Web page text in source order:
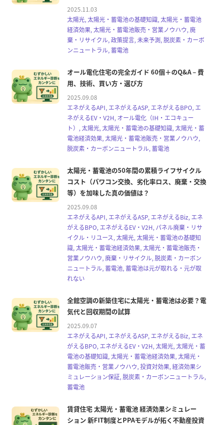
2025.11.03
太陽光, 太陽光・蓄電池の基礎知識, 太陽光・蓄電池
経済効果, 太陽光・蓄電池販売・営業ノウハウ, 廃
棄・リサイクル, 政策提言, 未来予測, 脱炭素・カーボ
ンニュートラル, 蓄電池
オール電化住宅の完全ガイド 60個＋のQ&A – 費
用、技術、買い方・選び方
2025.09.08
エネがえるAPI, エネがえるASP, エネがえるBPO, エ
ネがえるEV・V2H, オール電化（IH・エコキュー
ト）, 太陽光, 太陽光・蓄電池の基礎知識, 太陽光・蓄
電池経済効果, 太陽光・蓄電池販売・営業ノウハウ,
脱炭素・カーボンニュートラル, 蓄電池
太陽光・蓄電池の50年間の累積ライフサイクル
コスト（パワコン交換、劣化率ロス、廃棄・交換
等）を加味した真の価値は？
2025.09.08
エネがえるAPI, エネがえるASP, エネがえるBiz, エネ
がえるBPO, エネがえるEV・V2H, パネル廃棄・リサ
イクル・リユース, 太陽光, 太陽光・蓄電池の基礎知
識, 太陽光・蓄電池経済効果, 太陽光・蓄電池販売・
営業ノウハウ, 廃棄・リサイクル, 脱炭素・カーボン
ニュートラル, 蓄電池, 蓄電池は元が取れる・元が取
れない
全館空調の新築住宅に太陽光・蓄電池は必要？電
気代と回収期間の試算
2025.09.07
エネがえるAPI, エネがえるASP, エネがえるBiz, エネ
がえるBPO, エネがえるEV・V2H, 太陽光, 太陽光・蓄
電池の基礎知識, 太陽光・蓄電池経済効果, 太陽光・
蓄電池販売・営業ノウハウ, 投資対効果, 経済効果シ
ミュレーション保証, 脱炭素・カーボンニュートラル,
蓄電池
賃貸住宅 太陽光・蓄電池 経済効果シミュレー
ション 新FIT制度とPPAモデルが拓く不動産投資